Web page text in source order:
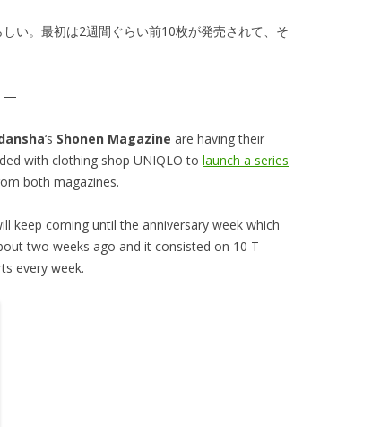
い。最初は2週間ぐらい前10枚が発売されて、そ
—
‘s Shonen Magazine are having their
with clothing shop UNIQLO to launch a series
both magazines.
keep coming until the anniversary week which
two weeks ago and it consisted on 10 T-
every week.